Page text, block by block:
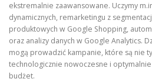
ekstremalnie zaawansowane. Uczymy
dynamicznych, remarketingu z
produktowych w Google Shopping,
oraz analizy danych w Google Analytics.
mogą prowadzić kampanie, które są nie
technologicznie nowoczesne i
budżet.